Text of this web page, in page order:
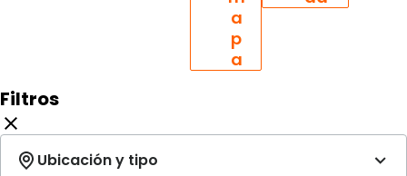
a
p
a
Filtros